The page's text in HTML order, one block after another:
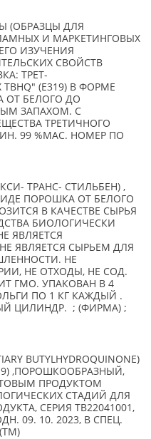
(ОБРАЗЦЫ ДЛЯ
И МАРКЕТИНГОВЫХ
ИЗУЧЕНИЯ
СВОЙСТВ
ТРЕТ-
(Е319) В ФОРМЕ
ОТ БЕЛОГО ДО
ЗАПАХОМ. С
ТРЕТИЧНОГО
99 %МАС. НОМЕР ПО
ТРАНС- СТИЛЬБЕН) ,
ВИДЕ ПОРОШКА ОТ БЕЛОГО
В КАЧЕСТВЕ СЫРЬЯ
БИОЛОГИЧЕСКИ
ЯВЛЯЕТСЯ
ЯВЛЯЕТСЯ СЫРЬЕМ ДЛЯ
НЕ
НЕ ОТХОДЫ, НЕ СОД.
ГМО. УПАКОВАН В 4
ПО 1 КГ КАЖДЫЙ .
ЦИЛИНДР. ; (ФИРМА) ;
BUTYLHYDROQUINONE)
,ПОРОШКООБРАЗНЫЙ,
ПРОДУКТОМ
СТАДИЙ ДЛЯ
СЕРИЯ TB22041001,
09. 10. 2023, В СПЕЦ.